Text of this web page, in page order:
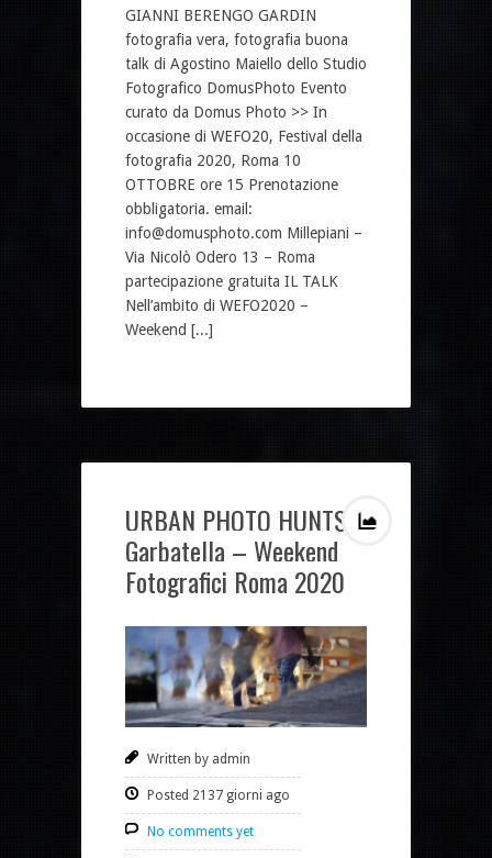
GIANNI BERENGO GARDIN
fotografia vera, fotografia buona
talk di Agostino Maiello dello Studio
Fotografico DomusPhoto Evento
curato da Domus Photo >> In
occasione di WEFO20, Festival della
fotografia 2020, Roma 10
OTTOBRE ore 15 Prenotazione
obbligatoria. email:
info@domusphoto.com Millepiani –
Via Nicolò Odero 13 – Roma
partecipazione gratuita IL TALK
Nell’ambito di WEFO2020 –
Weekend [...]
URBAN PHOTO HUNTS a
Garbatella – Weekend
Fotografici Roma 2020
Written by admin
Posted 2137 giorni ago
No comments yet